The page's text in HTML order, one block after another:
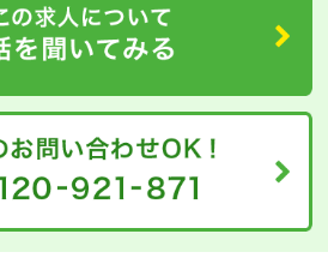
る、きれいな病院です。素敵な中庭があ